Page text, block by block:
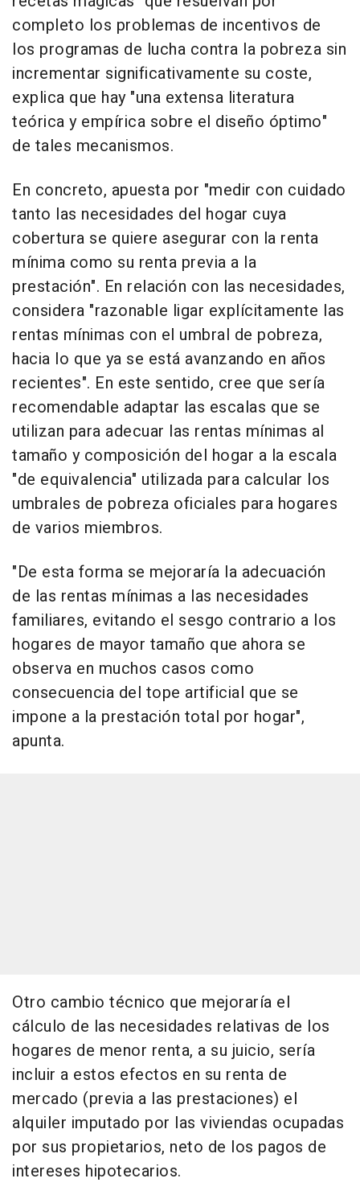
completo los problemas de incentivos de
los programas de lucha contra la pobreza sin
incrementar significativamente su coste,
explica que hay "una extensa literatura
teórica y empírica sobre el diseño óptimo"
de tales mecanismos.
En concreto, apuesta por "medir con cuidado
tanto las necesidades del hogar cuya
cobertura se quiere asegurar con la renta
mínima como su renta previa a la
prestación". En relación con las necesidades,
considera "razonable ligar explícitamente las
rentas mínimas con el umbral de pobreza,
hacia lo que ya se está avanzando en años
recientes". En este sentido, cree que sería
recomendable adaptar las escalas que se
utilizan para adecuar las rentas mínimas al
tamaño y composición del hogar a la escala
"de equivalencia" utilizada para calcular los
umbrales de pobreza oficiales para hogares
de varios miembros.
"De esta forma se mejoraría la adecuación
de las rentas mínimas a las necesidades
familiares, evitando el sesgo contrario a los
hogares de mayor tamaño que ahora se
observa en muchos casos como
consecuencia del tope artificial que se
impone a la prestación total por hogar",
apunta.
Otro cambio técnico que mejoraría el
cálculo de las necesidades relativas de los
hogares de menor renta, a su juicio, sería
incluir a estos efectos en su renta de
mercado (previa a las prestaciones) el
alquiler imputado por las viviendas ocupadas
por sus propietarios, neto de los pagos de
intereses hipotecarios.